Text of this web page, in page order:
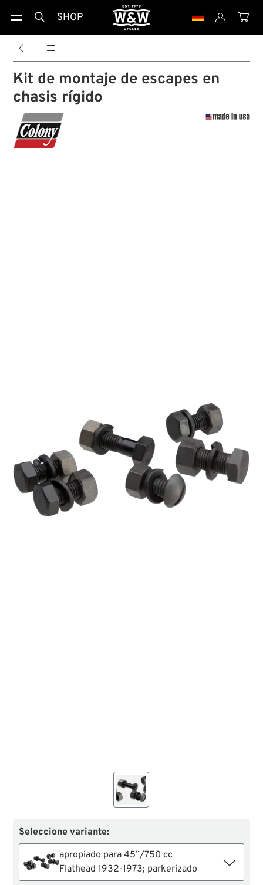
 SHOP  
 
Kit de montaje de escapes en
chasis rígido
Seleccione variante:
apropiado para 45”/750 cc
Flathead 1932-1973; parkerizado